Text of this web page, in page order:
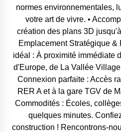
normes environnementales,
votre art de vivre. •
création des plans 3D
Emplacement Stratégique &
idéal : À proximité immédiate
d'Europe, de La Vallée
Connexion parfaite : Accès
RER A et à la gare TGV de
Commodités : Écoles,
quelques minutes.
construction ! Rencontrons-